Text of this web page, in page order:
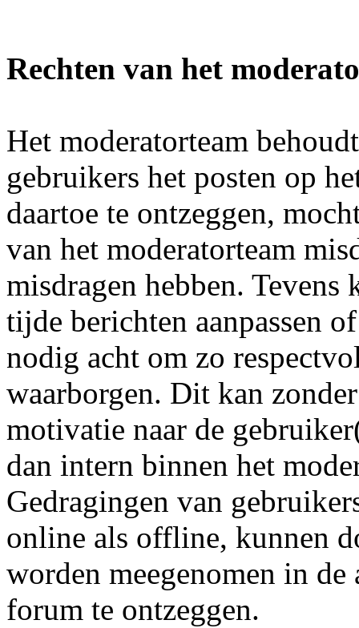
Rechten van het
Het moderatorteam
gebruikers het posten op
daartoe te ontzeggen,
van het moderatorteam
misdragen hebben. Tevens
tijde berichten aanpassen
nodig acht om zo
waarborgen. Dit kan
motivatie naar de
dan intern binnen het
Gedragingen van
online als offline, kunnen
worden meegenomen in
forum te ontzeggen.